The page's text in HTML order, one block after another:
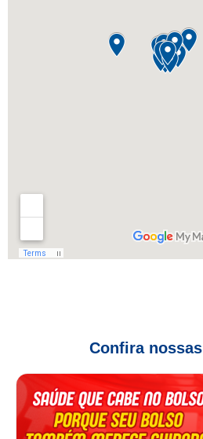
Confira nossas